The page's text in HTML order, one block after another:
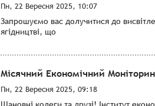
Пн, 22 Вересня 2025, 10:07
Запрошуємо вас долучитися до
ягідництві, що
Місячний Економічний
Пн, 22 Вересня 2025, 09:18